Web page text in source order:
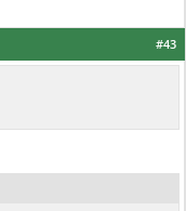
#43